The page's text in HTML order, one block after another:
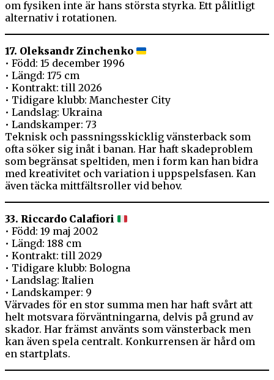
om fysiken inte är hans största styrka. Ett pålitligt
alternativ i rotationen.
17. Oleksandr Zinchenko
• Född: 15 december 1996
• Längd: 175 cm
• Kontrakt: till 2026
• Tidigare klubb: Manchester City
• Landslag: Ukraina
• Landskamper: 73
Teknisk och passningsskicklig vänsterback som
ofta söker sig inåt i banan. Har haft skadeproblem
som begränsat speltiden, men i form kan han bidra
med kreativitet och variation i uppspelsfasen. Kan
även täcka mittfältsroller vid behov.
33. Riccardo Calafiori
• Född: 19 maj 2002
• Längd: 188 cm
• Kontrakt: till 2029
• Tidigare klubb: Bologna
• Landslag: Italien
• Landskamper: 9
Värvades för en stor summa men har haft svårt att
helt motsvara förväntningarna, delvis på grund av
skador. Har främst använts som vänsterback men
kan även spela centralt. Konkurrensen är hård om
en startplats.